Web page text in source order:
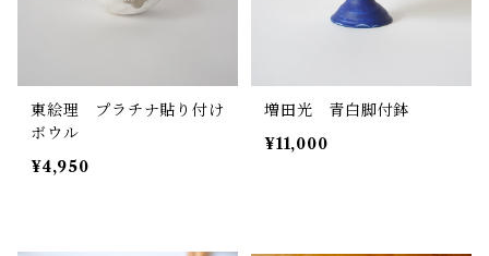
東絵理 プラチナ貼り付け
ボウル
¥4,950
増田光 青白脚付鉢
¥11,000